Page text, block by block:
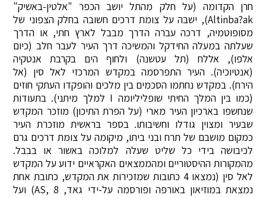
חרן הקדומה (על חלק מהתל יושב הכפר "אלטין-באשיק"
Altinba?ak), ישבה על צומת דרכים חשובה בחלק הצפוני של
מסופוטמיה, דרכה עברה הדרך מבבל לארץ חתי, או הדרך
שעלתה במעלה החידקל והמשיכה דרך העיר לעבר חלב (כיום
אלפו), אללח (תל עטשנה) ולחוף הים בקרבת אנטקיה
(אנטיוכיה). העיר התפרסמה במקדש המרכזי לאל סין (אל
הירח). במקדש נחתמו הסכמים בין מלכים והופקדו העתקי חוזים
(כמו בין המלך החיתי שופליליומה I למלך מיתני). בתעודות
שנחשפו בארכיון העיר מארי (על הפרת התיכון) מוזכר המקדש
שבעיר ומצוין גודלו וחשיבותו. בספר בראשית מוזכרת העיר
כמקום מושבם של תרח ובני ביתו, מיקומה על צומת דרכים גרם
לכיבושה בידי כל שליט שעלה למלוכה באשור או בבבל.
מהמקורות ההיסטוריים ומהממצאים האקראיים ידוע על המקדש
לאל סין (נמצאו 4 כתובות שמזכירות את המקדש, כתובת אחת
נמצאת במוזיאון באורפה ופורסמה על-ידי גאד, AS, 8) ועל